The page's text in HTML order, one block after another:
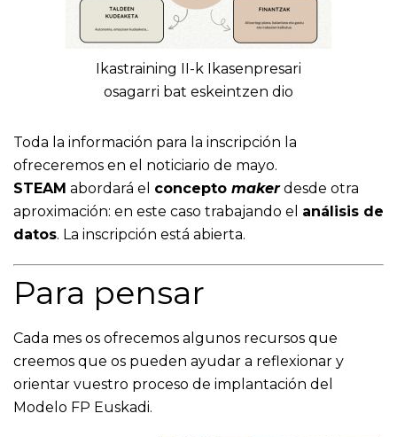
Ikastraining II-k Ikasenpresari
osagarri bat eskeintzen dio
Toda la información para la inscripción la
ofreceremos en el noticiario de mayo.
​​​​​​​STEAM abordará el concepto makerdesde otra
aproximación: en este caso trabajando el análisis de
datos. La inscripción está abierta.
Para pensar
Cada mes os ofrecemos algunos recursos que
creemos que os pueden ayudar a reflexionar y
orientar vuestro proceso de implantación del
Modelo FP Euskadi.